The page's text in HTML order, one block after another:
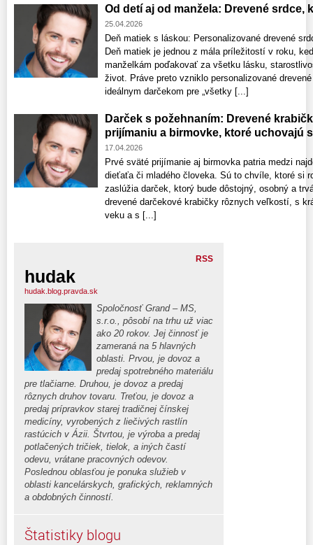
Od detí aj od manžela: Drevené srdce,
25.04.2026
Deň matiek s láskou: Personalizované drevené
Deň matiek je jednou z mála príležitostí v roku,
manželkám poďakovať za všetku lásku,
život. Práve preto vzniklo personalizované
ideálnym darčekom pre „všetky [...]
Darček s požehnaním: Drevené
prijímaniu a birmovke, ktoré uchovajú
17.04.2026
Prvé sväté prijímanie aj birmovka patria medzi
dieťaťa či mladého človeka. Sú to chvíle, ktoré si
zaslúžia darček, ktorý bude dôstojný, osobný a
drevené darčekové krabičky rôznych veľkostí, s
veku a s [...]
RSS
hudak
hudak.blog.pravda.sk
Spoločnosť Grand – MS,
s.r.o., pôsobí na trhu už viac
ako 20 rokov. Jej činnosť je
zameraná na 5 hlavných
oblasti. Prvou, je dovoz a
predaj spotrebného materiálu
pre tlačiarne. Druhou, je dovoz a predaj
rôznych druhov tovaru. Treťou, je dovoz a
predaj prípravkov starej tradičnej čínskej
medicíny, vyrobených z liečivých rastlín
rastúcich v Ázii. Štvrtou, je výroba a predaj
potlačených tričiek, tielok, a iných častí
odevu, vrátane pracovných odevov.
Poslednou oblasťou je ponuka služieb v
oblasti kancelárskych, grafických, reklamných
a obdobných činností.
Štatistiky blogu